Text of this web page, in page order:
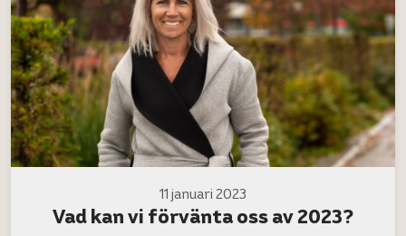
11 januari 2023
Vad kan vi förvänta oss av 2023?